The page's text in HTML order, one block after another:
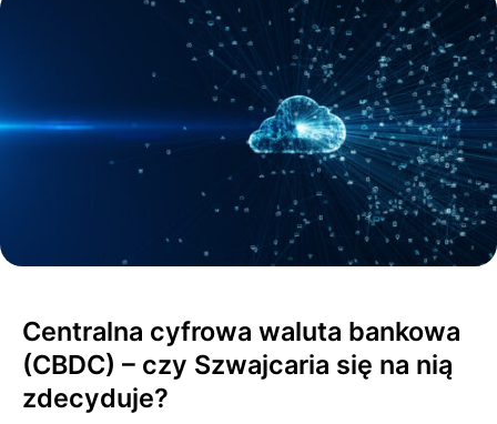
Centralna cyfrowa waluta bankowa
(CBDC) – czy Szwajcaria się na nią
zdecyduje?